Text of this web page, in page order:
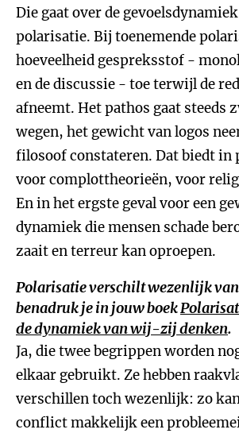
Die gaat over de
polarisatie. Bij toenemende
hoeveelheid gespreksstof -
en de discussie - toe terwijl de
afneemt. Het pathos gaat steeds
wegen, het gewicht van logos
filosoof constateren. Dat biedt
voor complottheorieën, voor
En in het ergste geval voor een
dynamiek die mensen schade
zaait en terreur kan oproepen.
Polarisatie verschilt wezenlijk
benadruk je in jouw boek
de dynamiek van wij-zij denken.
Ja, die twee begrippen worden
elkaar gebruikt. Ze hebben
verschillen toch wezenlijk: zo
conflict makkelijk een